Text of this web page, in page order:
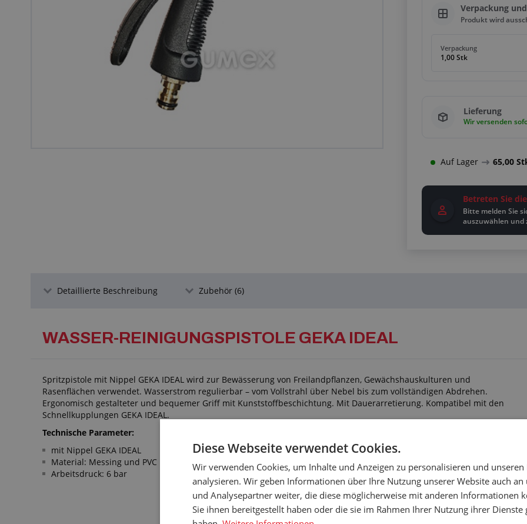
Verpackung
Produkt wird
Verpackung
1,00 Stk
Lieferung
Wir versenden
Auf Lager 65,00
Betreten Sie
Bitte melden Sie
auszuwählen und
Detaillierte Beschreibung Zubehör (6)
WASSER-REINIGUNGSPISTOLE GEKA IDEAL
Spritzpistole mit Nippel GEKA IDEAL wird zur Bewässerung von Freilandpflanzen, Gewächshauskulturen und
Rasenflächen verwendet. Wasserstrom regulierbar – vom Vollstrahl über Nebel bis zum vollständigen Abdrehen.
Ergonomisch gestalteter und bequemer Griff mit Kunststoffbeschichtung. Mit Dauerarretierung. Kompatibel mit den
Schnellkupplungen GEKA IDEAL.
Technische Parameter:
mit Nippel GEKA IDEAL
Material: Messing und PVC
Arbeitsdruck: 6 bar
Diese Webseite verwendet Cookies.
Wir verwenden Cookies, um Inhalte und Anzeigen zu personalisieren und
analysieren. Wir geben Informationen über Ihre Nutzung unserer Website auch an
und Analysepartner weiter, die diese möglicherweise mit anderen Informationen
Sie ihnen bereitgestellt haben oder die sie im Rahmen Ihrer Nutzung ihrer Dienste